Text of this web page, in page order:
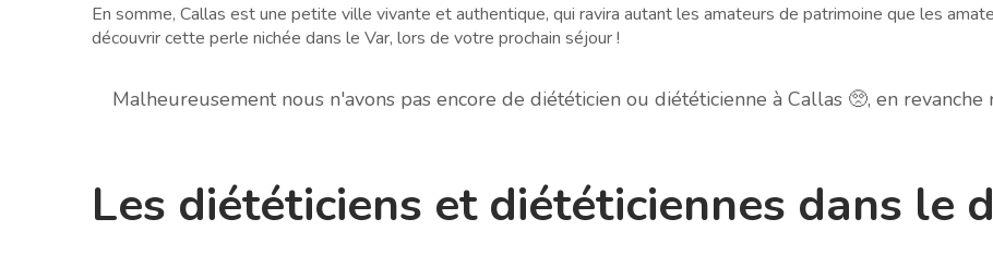
En somme, Callas est une petite ville vivante et authentique, qui ravira autant les amateurs de patrimoine que les
découvrir cette perle nichée dans le Var, lors de votre prochain séjour !
Malheureusement nous n'avons pas encore de diététicien ou diététicienne à Callas 🥺, en
Les diététiciens et diététiciennes dans le